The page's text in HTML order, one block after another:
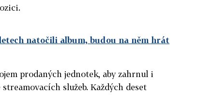
natočili album, budou na něm hrát
prodaných jednotek, aby zahrnul i
služeb. Každých deset